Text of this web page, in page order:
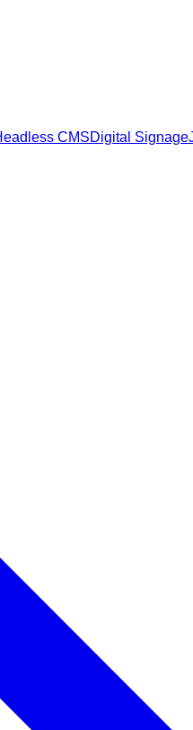
CMSDigital Signage